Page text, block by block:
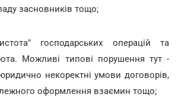
засновників тощо;
господарських операцій та
Можливі типові порушення тут -
некоректні умови договорів,
оформлення взаємин тощо;